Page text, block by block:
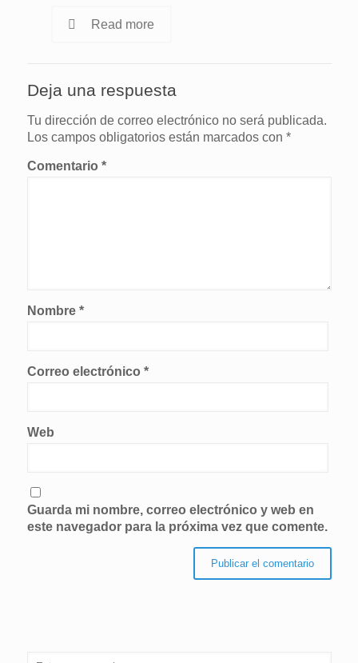
Read more
Deja una respuesta
Tu dirección de correo electrónico no será publicada.
Los campos obligatorios están marcados con *
Comentario *
Nombre *
Correo electrónico *
Web
Guarda mi nombre, correo electrónico y web en
este navegador para la próxima vez que comente.